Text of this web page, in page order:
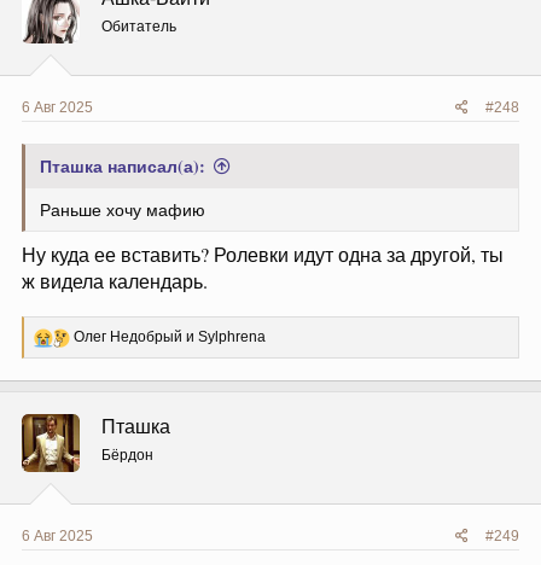
и
и
:
Обитатель
6 Авг 2025 #248
Пташка написал(а):
Раньше хочу мафию
Ну куда ее вставить? Ролевки идут одна за другой, ты
ж видела календарь.
Р
е
ц
и
:
Олег Недобрый и Sylphrena
Пташка
Бёрдон
6 Авг 2025 #249